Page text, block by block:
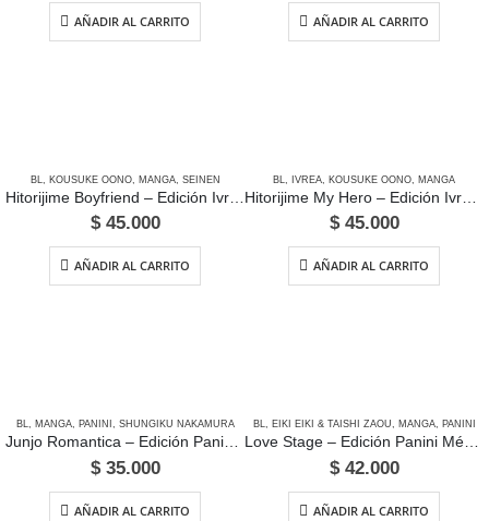
AÑADIR AL CARRITO AÑADIR AL CARRITO
BL KOUSUKE OONO, MANGA, SEINEN
$45.000
AÑADIR AL CARRITO
BL IVREA KOUSUKE OONO MANGA
$45.000
AÑADIR AL CARRITO
BL, MANGA, PANINI , SHUNGIKU NAKAMURA
Junjo Romantica – Edición Panini México
$35.000
AÑADIR AL CARRITO
BL, EIKI EIKI & TAISHI ZAOU, MANGA, PANINI
Love Stage – Edición Panini México
$42.000
AÑADIR AL CARRITO